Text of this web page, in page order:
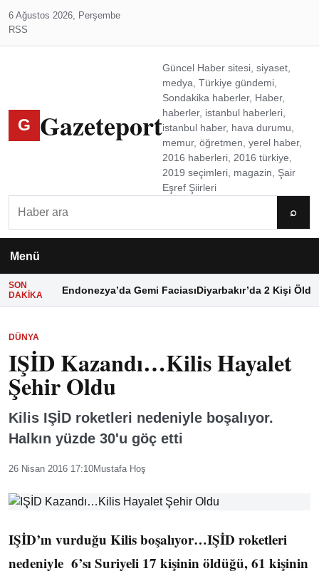
6 Ağustos 2026, Perşembe
RSS
G Gazeteport
Güncel Haber sitesi, siyaset,
medya, Türkiye gündemi,
Sondakika haberler, Haber,
haberler, istanbul haberleri,
istanbul haber, hava durumu,
memur, öğretmen, yerel haber,
2016 haberleri, 2016 türkiye,
2019 seçimleri, magazin, Şair
Eşref Şiirleri
⌕
Menü
SON
DAKIKA
Endonezya’da Gemi FaciasıDiyarbakır’da 2 Kişi Öldü
DÜNYA
IŞİD Kazandı…Kilis Hayalet
Şehir Oldu
Kilis IŞİD roketleri nedeniyle boşalıyor.
Halkın yüzde 30'u göç etti
26 Nisan 2016 17:10Mustafa Hoş
IŞİD’ın vurduğu Kilis boşalıyor…IŞİD roketleri
nedeniyle 6’sı Suriyeli 17 kişinin öldüğü, 61 kişinin